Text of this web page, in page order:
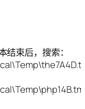
束后，搜索：